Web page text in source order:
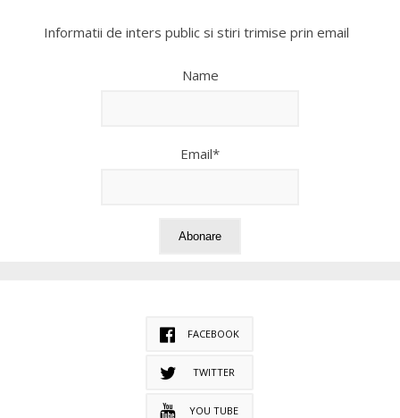
Informatii de inters public si stiri trimise prin email
Name
Email*
FACEBOOK
TWITTER
YOU TUBE